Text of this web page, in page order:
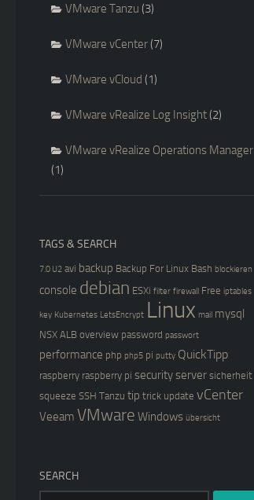
VMware Tanzu (3)
VMware vCenter(7)
VMware vCloud (1)
VMware vRealize Log Insight(2)
VMware vRealize Operations Manager
(1)
TAGS & SEARCH
7.0 U2 avi backup Backup For Linux Bash blockieren
console debian ESXi filter firewall Free iptables
key Kubernetes LetsEncrypt Linux mail mysql
NSX ALB overview password passwort
performance php php5 pi putty QuickTipp
raspberry raspberry pi securityserver sicherheit
squeeze SSH Tanzu tip trick update vCenter
Veeam VMware Windows übersicht
SEARCH